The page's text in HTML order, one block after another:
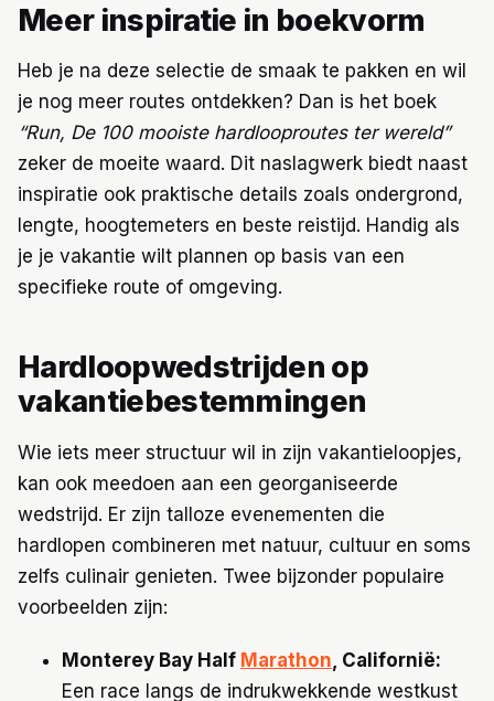
Meer inspiratie in boekvorm
Heb je na deze selectie de smaak te pakken en wil
je nog meer routes ontdekken? Dan is het boek
“Run, De 100 mooiste hardlooproutes ter wereld”
zeker de moeite waard. Dit naslagwerk biedt naast
inspiratie ook praktische details zoals ondergrond,
lengte, hoogtemeters en beste reistijd. Handig als
je je vakantie wilt plannen op basis van een
specifieke route of omgeving.
Hardloopwedstrijden op
vakantiebestemmingen
Wie iets meer structuur wil in zijn vakantieloopjes,
kan ook meedoen aan een georganiseerde
wedstrijd. Er zijn talloze evenementen die
hardlopen combineren met natuur, cultuur en soms
zelfs culinair genieten. Twee bijzonder populaire
voorbeelden zijn:
Monterey Bay Half Marathon, Californië:
Een race langs de indrukwekkende westkust